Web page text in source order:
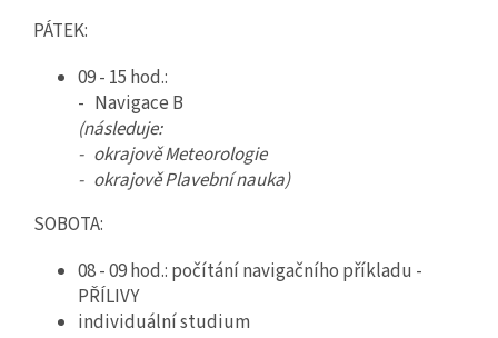
PÁTEK:
09 - 15 hod.:
- Navigace B
(následuje:
- okrajově Meteorologie
- okrajově Plavební nauka)
SOBOTA:
08 - 09 hod.: počítání navigačního příkladu -
PŘÍLIVY
individuální studium